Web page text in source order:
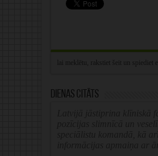
Dienas citāts